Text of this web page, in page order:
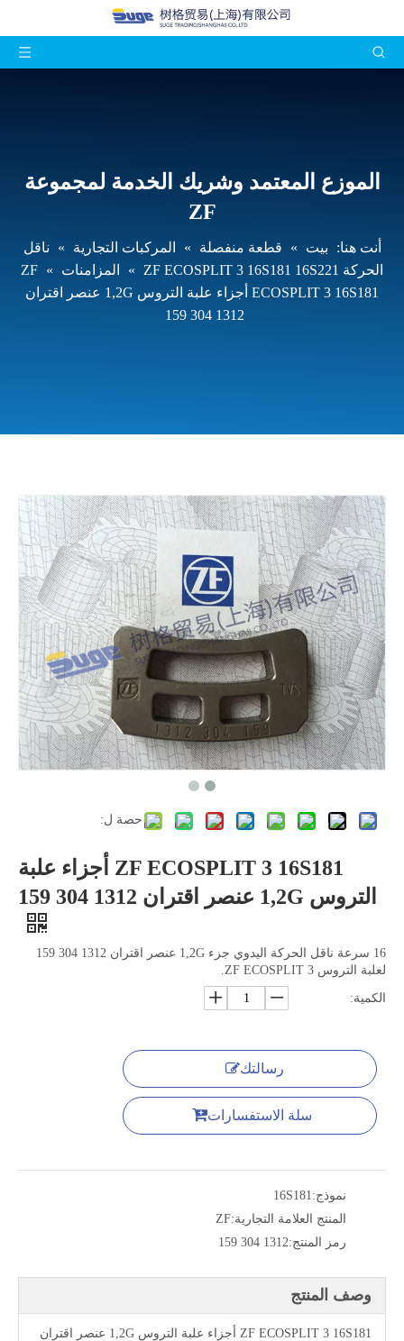
الموزع المعتمد وشريك الخدمة لمجموعة
ZF
أنت هنا: بيت » قطعة منفصلة » المركبات التجارية »
ناقل
الحركة ZF ECOSPLIT 3 16S181 16S221
» المزامنات »
ZF
ECOSPLIT 3 16S181 أجزاء علبة التروس 1,2G عنصر اقتران
1312 304 159
حصة ل:
ZF ECOSPLIT 3 16S181 أجزاء علبة
التروس 1,2G عنصر اقتران 1312 304 159
16 سرعة ناقل الحركة اليدوي جزء 1,2G عنصر اقتران 1312 304 159
لعلبة التروس ZF ECOSPLIT 3.
الكمية:
رسالتك
سلة الاستفسارات
نموذج:16S181
المنتج العلامة التجارية:ZF
رمز المنتج:1312 304 159
وصف المنتج
ZF ECOSPLIT 3 16S181 أجزاء علبة التروس 1,2G عنصر اقتران